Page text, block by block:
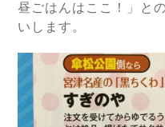
昼ごはんはここ！」と
いします。